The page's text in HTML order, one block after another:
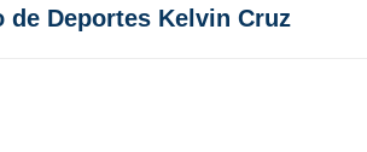
de Deportes Kelvin Cruz